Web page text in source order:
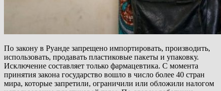
По закону в Руанде запрещено импортировать, производить,
использовать, продавать пластиковые пакеты и упаковку.
Исключение составляет только фармацевтика. С момента
принятия закона государство вошло в число более 40 стран
мира, которые запретили, ограничили или обложили налогом